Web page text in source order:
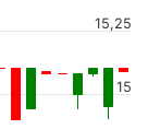
15
15,25